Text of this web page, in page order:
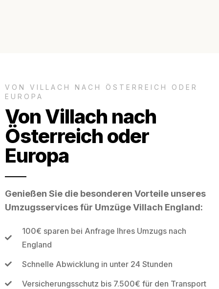
VON VILLACH NACH ÖSTERREICH ODER
EUROPA
Von Villach nach
Österreich oder
Europa
Genießen Sie die besonderen Vorteile unseres
Umzugsservices für Umzüge Villach England:
100€ sparen bei Anfrage Ihres Umzugs nach
England
Schnelle Abwicklung in unter 24 Stunden
Versicherungsschutz bis 7.500€ für den Transport